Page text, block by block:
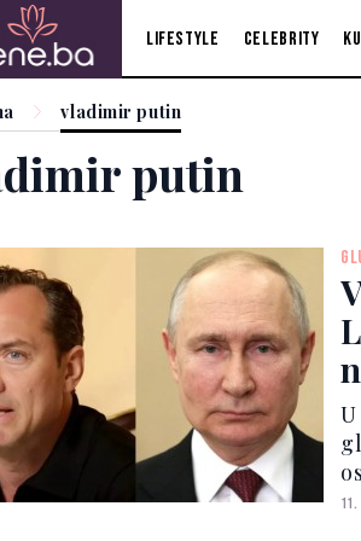
Lifestyle Celebrity
vladimir putin
putin